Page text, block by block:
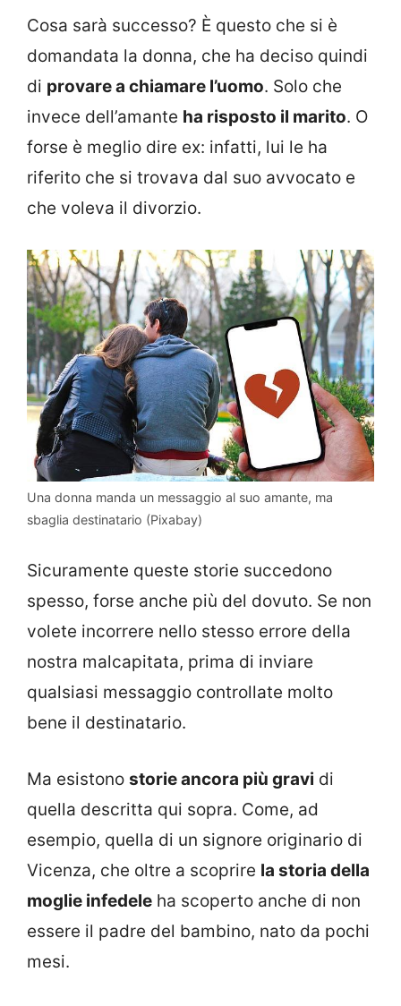
Cosa sarà successo? È questo che si è
domandata la donna, che ha deciso quindi
di provare a chiamare l’uomo. Solo che
invece dell’amante ha risposto il marito. O
forse è meglio dire ex: infatti, lui le ha
riferito che si trovava dal suo avvocato e
che voleva il divorzio.
Una donna manda un messaggio al suo amante, ma
sbaglia destinatario (Pixabay)
Sicuramente queste storie succedono
spesso, forse anche più del dovuto. Se non
volete incorrere nello stesso errore della
nostra malcapitata, prima di inviare
qualsiasi messaggio controllate molto
bene il destinatario.
Ma esistono storie ancora più gravi di
quella descritta qui sopra. Come, ad
esempio, quella di un signore originario di
Vicenza, che oltre a scoprire la storia della
moglie infedele ha scoperto anche di non
essere il padre del bambino, nato da pochi
mesi.